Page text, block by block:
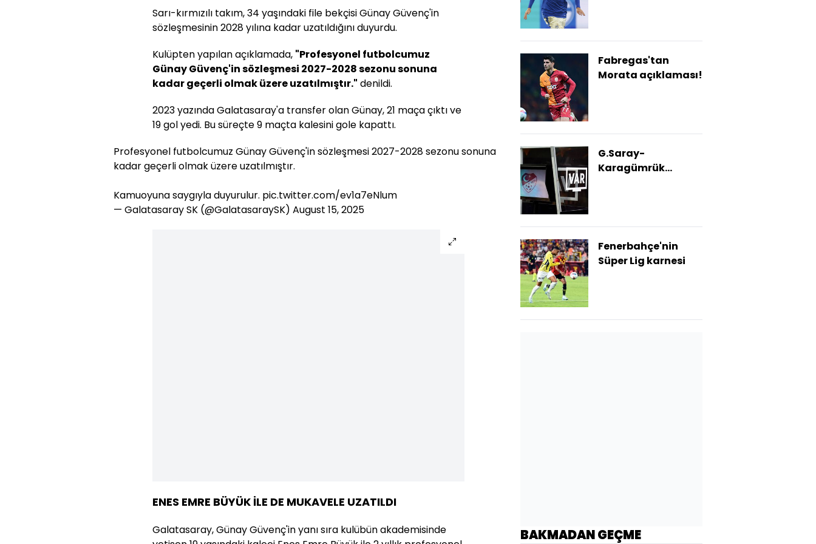
Sarı-kırmızılı takım, 34 yaşındaki file bekçisi Günay Güvenç'in
sözleşmesinin 2028 yılına kadar uzatıldığını duyurdu.
Kulüpten yapılan açıklamada, "Profesyonel futbolcumuz
Günay Güvenç'in sözleşmesi 2027-2028 sezonu sonuna
kadar geçerli olmak üzere uzatılmıştır." denildi.
2023 yazında Galatasaray'a transfer olan Günay, 21 maça çıktı ve
19 gol yedi. Bu süreçte 9 maçta kalesini gole kapattı.
Profesyonel futbolcumuz Günay Güvenç'in sözleşmesi 2027-2028 sezonu sonuna
kadar geçerli olmak üzere uzatılmıştır.
Kamuoyuna saygıyla duyurulur. pic.twitter.com/ev1a7eNlum
— Galatasaray SK (@GalatasaraySK) August 15, 2025
ENES EMRE BÜYÜK İLE DE MUKAVELE UZATILDI
Galatasaray, Günay Güvenç'in yanı sıra kulübün akademisinde
Fabregas'tan
Morata açıklaması!
G.Saray-
Karagümrük
Fenerbahçe'nin
Süper Lig karnesi
BAKMADAN GEÇME